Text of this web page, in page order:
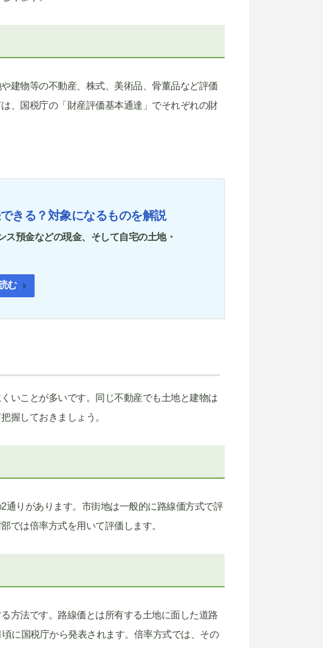
建物等の不動産、株式、美術品、骨董品など評価
、国税庁の「財産評価基本通達」でそれぞれの財
きる？対象になるものを解説
預金などの現金、そして自宅の土地・
む
いことが多いです。同じ不動産でも土地と建物は
握しておきましょう。
りがあります。市街地は一般的に路線価方式で評
では倍率方式を用いて評価します。
方法です。路線価とは所有する土地に面した道路
に国税庁から発表されます。倍率方式では、その